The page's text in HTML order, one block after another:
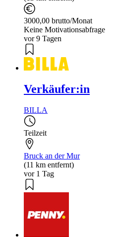
3000,00 brutto/Monat
Keine Motivationsabfrage
vor 9 Tagen
Verkäufer:in
BILLA
Teilzeit
Bruck an der Mur
(11 km entfernt)
vor 1 Tag